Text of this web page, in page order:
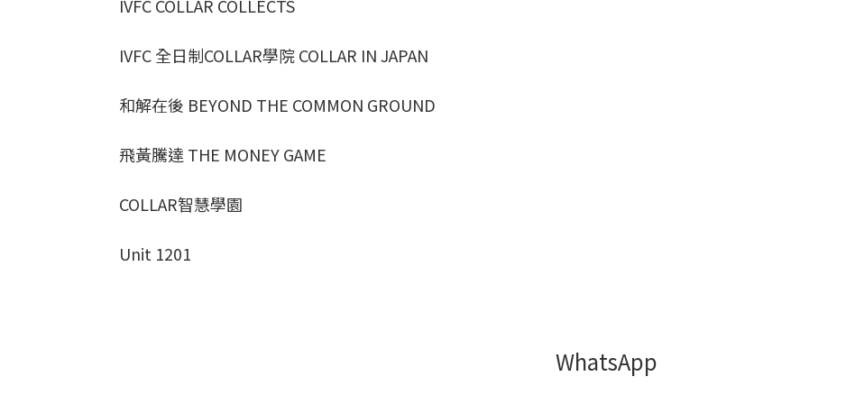
IVFC COLLAR COLLECTS
IVFC 全日制COLLAR學院 COLLAR IN JAPAN
和解在後 BEYOND THE COMMON GROUND
飛黃騰達 THE MONEY GAME
COLLAR智慧學園
Unit 1201
WhatsApp